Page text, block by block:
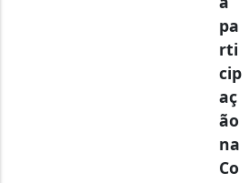
pa
rti
cip
aç
ão
na
Co
pa